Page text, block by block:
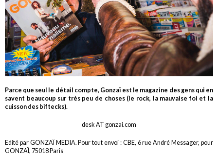
Parce que seul le détail compte, Gonzaï est le magazine des gens qui en
savent beaucoup sur très peu de choses (le rock, la mauvaise foi et la
cuisson des biftecks).
desk AT gonzai.com
Edité par GONZAÏ MEDIA. Pour tout envoi : CBE, 6 rue André Messager, pour
GONZAÏ, 75018 Paris